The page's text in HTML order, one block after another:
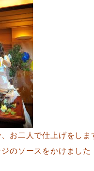
お二人で仕上げをしま
のソースをかけました